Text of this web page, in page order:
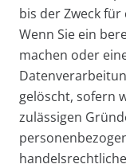
bis der Zweck
Wenn Sie ein
machen oder
gelöscht, sofern
zulässigen